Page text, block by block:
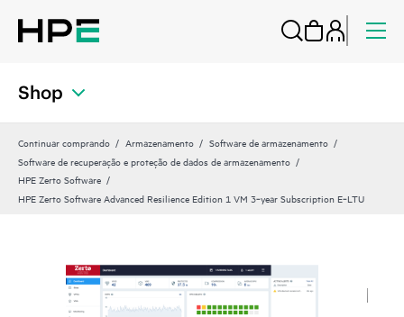
Shop
Continuar comprando Armazenamento
Software de armazenamento
Software de recuperação e proteção de dados de armazenamento
HPE Zerto Software
HPE Zerto Software Advanced Resilience Edition 1 VM 3‑year Subscription E‑LTU